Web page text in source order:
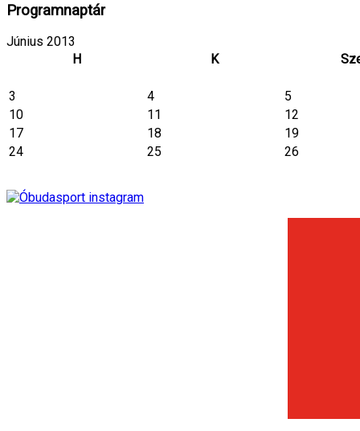
Programnaptár
Június 2013
H
K
3 4
5
10
11
12
17
18
19
24
25 26